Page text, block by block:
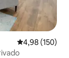
4,98 de uma
4,98 (150)